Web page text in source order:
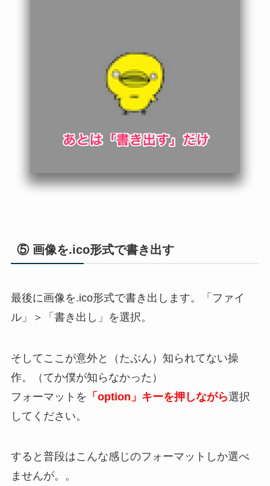
⑤ 画像を.ico形式で書き出す
最後に画像を.ico形式で書き出します。「ファイ
ル」＞「書き出し」を選択。
そしてここが意外と（たぶん）知られてない操
作。（てか僕が知らなかった）
フォーマットを 「option」キーを押しながら選択
してください。
すると普段はこんな感じのフォーマットしか選べ
ませんが。。